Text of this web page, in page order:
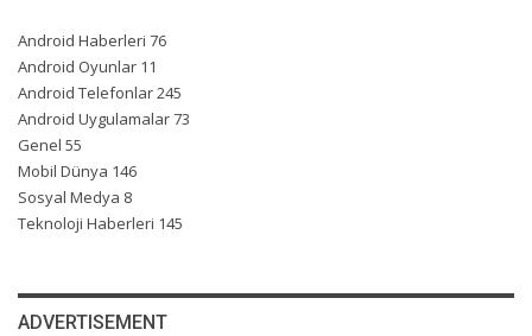
Android Haberleri 76
Android Oyunlar 11
Android Telefonlar245
Android Uygulamalar73
Genel 55
Mobil Dünya 146
Sosyal Medya 8
Teknoloji Haberleri 145
ADVERTISEMENT